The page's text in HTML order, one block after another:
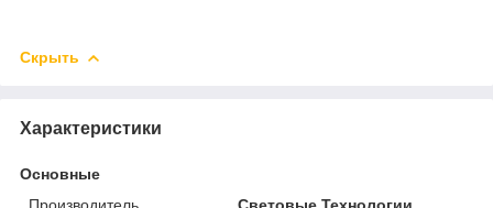
Скрыть
Характеристики
Основные